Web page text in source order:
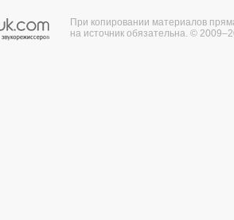
При копировании материалов
на источник обязательна. ©